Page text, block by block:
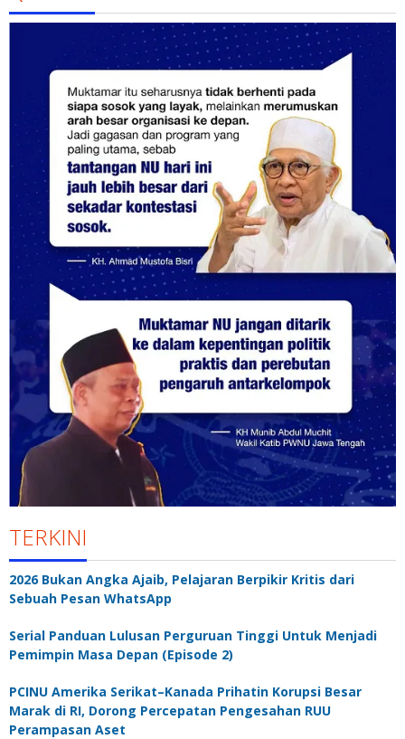
TERKINI
2026 Bukan Angka Ajaib, Pelajaran Berpikir Kritis dari
Sebuah Pesan WhatsApp
Serial Panduan Lulusan Perguruan Tinggi Untuk Menjadi
Pemimpin Masa Depan (Episode 2)
PCINU Amerika Serikat–Kanada Prihatin Korupsi Besar
Marak di RI, Dorong Percepatan Pengesahan RUU
Perampasan Aset